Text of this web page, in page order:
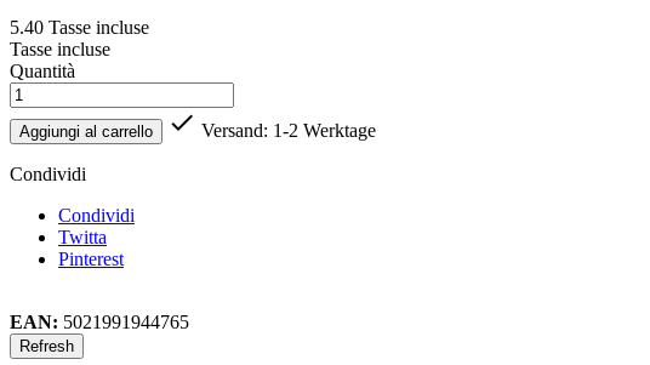
5.40 Tasse incluse
Tasse incluse
Quantità
Aggiungi al carrello  Versand: 1-2 Werktage
Condividi
Condividi
Twitta
Pinterest
EAN: 5021991944765